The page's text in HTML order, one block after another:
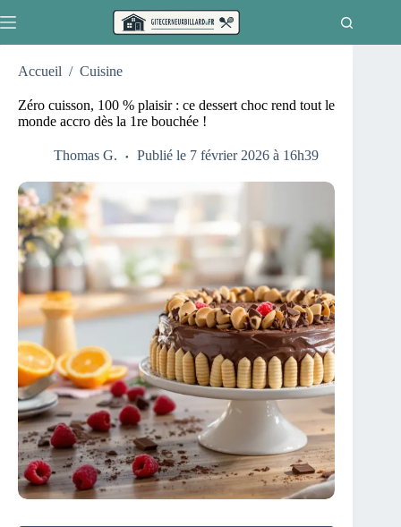
au
Accueil / Cuisine
Zéro cuisson, 100 % plaisir : ce dessert choc rend tout le
monde accro dès la 1re bouchée !
Thomas G. Publié le 7 février 2026 à 16h39